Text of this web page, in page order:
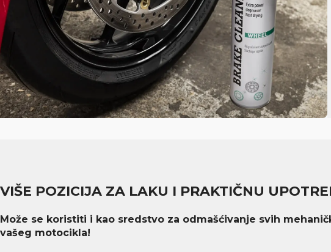
VIŠE POZICIJA ZA LAKU I PRAKTIČNU
Može se koristiti i kao sredstvo za odmašćivanje svih
vašeg motocikla!